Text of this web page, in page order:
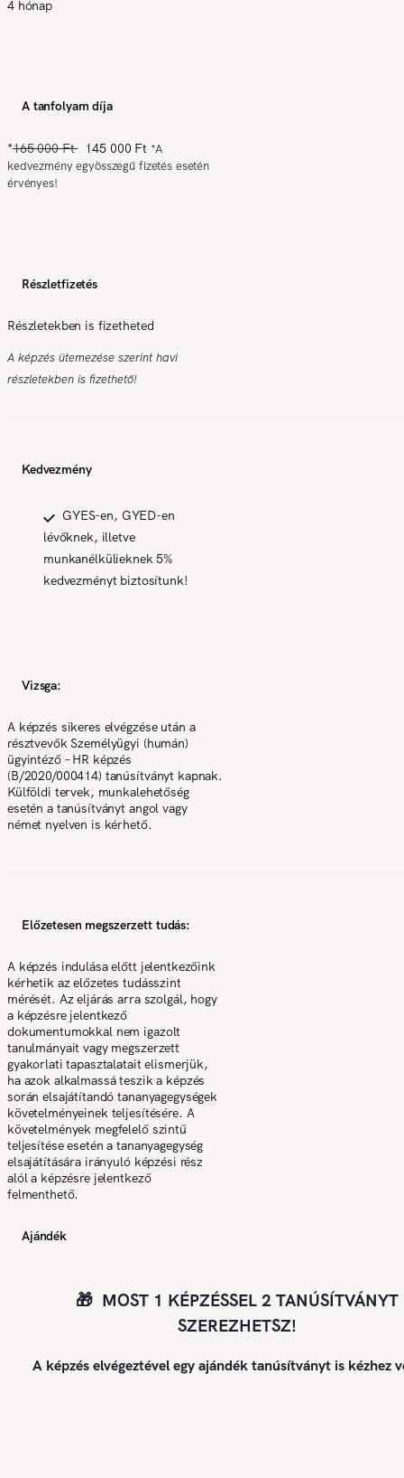
4 hónap
A tanfolyam díja
*165 000 Ft 145 000 Ft *A
kedvezmény egyösszegű fizetés esetén
érvényes!
Részletfizetés
Részletekben is fizetheted
A képzés ütemezése szerint havi
részletekben is fizethető!
Kedvezmény
GYES-en, GYED-en
lévőknek, illetve
munkanélkülieknek 5%
kedvezményt biztosítunk!
Vizsga:
A képzés sikeres elvégzése után a
résztvevők Személyügyi (humán)
ügyintéző – HR képzés
(B/2020/000414) tanúsítványt kapnak.
Külföldi tervek, munkalehetőség
esetén a tanúsítványt angol vagy
német nyelven is kérhető.
Előzetesen megszerzett tudás:
A képzés indulása előtt jelentkezőink
kérhetik az előzetes tudásszint
mérését. Az eljárás arra szolgál, hogy
a képzésre jelentkező
dokumentumokkal nem igazolt
tanulmányait vagy megszerzett
gyakorlati tapasztalatait elismerjük,
ha azok alkalmassá teszik a képzés
során elsajátítandó tananyagegységek
követelményeinek teljesítésére. A
követelmények megfelelő szintű
teljesítése esetén a tananyagegység
elsajátítására irányuló képzési rész
alól a képzésre jelentkező
felmenthető.
Ajándék
🎁 MOST 1 KÉPZÉSSEL 2 TANÚSÍTVÁNYT
SZEREZHETSZ!
A képzés elvégeztével egy ajándék tanúsítványt is kézhez